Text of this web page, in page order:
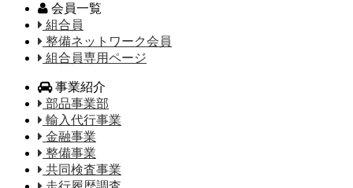
会員一覧
組合員
整備ネットワーク会員
組合員専用ページ
事業紹介
部品事業部
輸入代行事業
金融事業
整備事業
共同検査事業